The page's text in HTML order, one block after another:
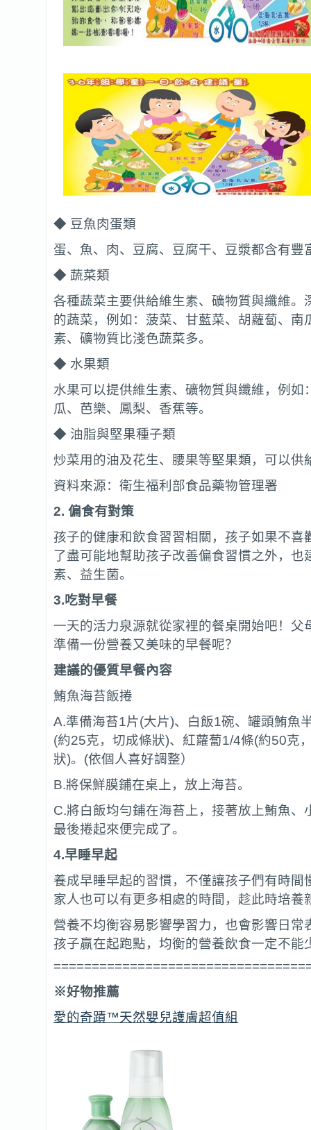
◆ 豆魚肉蛋類
蛋、魚、肉、豆腐、豆腐干、豆漿都含有豐
◆ 蔬菜類
各種蔬菜主要供給維生素、礦物質與纖維。
的蔬菜，例如：菠菜、甘藍菜、胡蘿蔔、南
素、礦物質比淺色蔬菜多。
◆ 水果類
水果可以提供維生素、礦物質與纖維，例如
瓜、芭樂、鳳梨、香蕉等。
◆ 油脂與堅果種子類
炒菜用的油及花生、腰果等堅果類，可以供
資料來源：衛生福利部食品藥物管理署
2. 偏食有對策
孩子的健康和飲食習習相關，孩子如果不喜
了盡可能地幫助孩子改善偏食習慣之外，也
素、益生菌。
3.吃對早餐
一天的活力泉源就從家裡的餐桌開始吧！父
準備一份營養又美味的早餐呢？
建議的優質早餐內容
鮪魚海苔飯捲
A.準備海苔1片(大片)、白飯1碗、罐頭鮪魚
(約25克，切成條狀)、紅蘿蔔1/4條(約50克
狀)。(依個人喜好調整）
B.將保鮮膜鋪在桌上，放上海苔。
C.將白飯均勻鋪在海苔上，接著放上鮪魚、
最後捲起來便完成了。
4.早睡早起
養成早睡早起的習慣，不僅讓孩子們有時間
家人也可以有更多相處的時間，趁此時培養
營養不均衡容易影響學習力，也會影響日常
孩子贏在起跑點，均衡的營養飲食一定不能
※好物推薦
愛的奇蹟™天然嬰兒護膚超值組